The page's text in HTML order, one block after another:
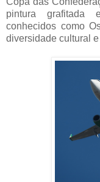
pintura grafitada
conhecidos como
diversidade cultural